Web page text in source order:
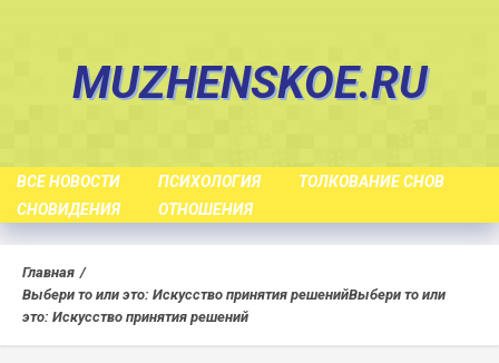
MUZHENSKOE.RU
ВСЕ НОВОСТИ ПСИХОЛОГИЯ
ТОЛКОВАНИЕ СНОВ
СНОВИДЕНИЯ
ОТНОШЕНИЯ
Главная
Выбери то или это: Искусство принятия решенийВыбери то или
это: Искусство принятия решений